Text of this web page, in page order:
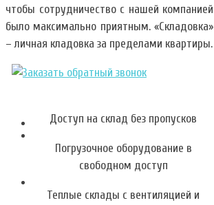
чтобы сотрудничество с нашей компанией
было максимально приятным. «Складовка»
– личная кладовка за пределами квартиры.
Доступ на склад без пропусков
Погрузочное оборудование в
свободном доступ
Теплые склады с вентиляцией и